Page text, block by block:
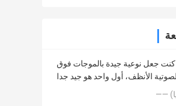
كنت جعل نوعية جيدة بالموجات فوق